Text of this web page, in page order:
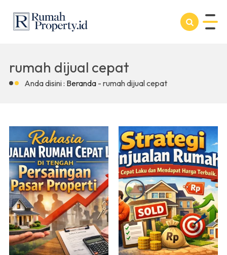
rumah dijual cepat
Anda disini : Beranda - rumah dijual cepat